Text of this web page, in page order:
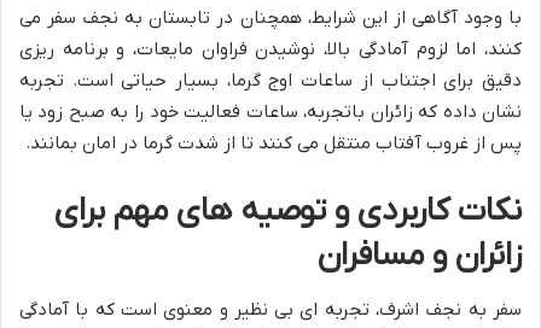
با وجود آگاهی از این شرایط، همچنان در تابستان به نجف سفر می
کنند، اما لزوم آمادگی بالا، نوشیدن فراوان مایعات، و برنامه ریزی
دقیق برای اجتناب از ساعات اوج گرما، بسیار حیاتی است. تجربه
نشان داده که زائران باتجربه، ساعات فعالیت خود را به صبح زود یا
پس از غروب آفتاب منتقل می کنند تا از شدت گرما در امان بمانند.
نکات کاربردی و توصیه های مهم برای
زائران و مسافران
سفر به نجف اشرف، تجربه ای بی نظیر و معنوی است که با آمادگی